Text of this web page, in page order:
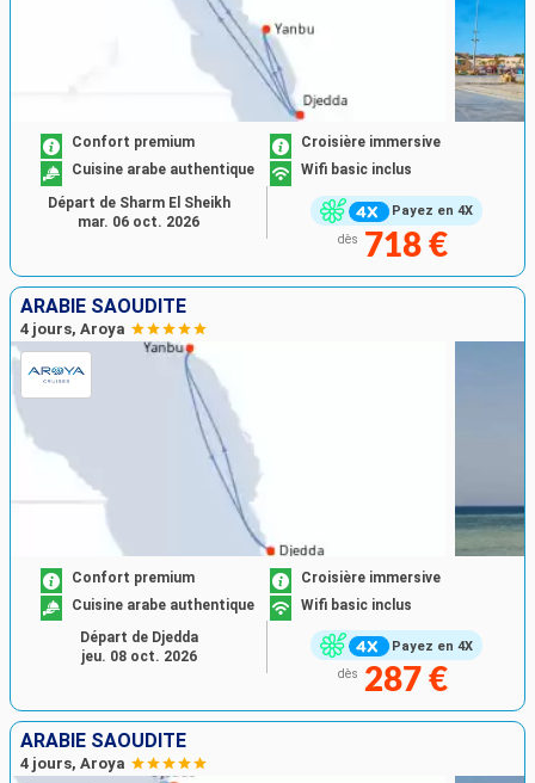
Payez en 4X
Confort premium
Croisière immersive
Cuisine arabe authentique
Wifi basic inclus
dès 718 €
Départ de Sharm El Sheikh
mar. 06 oct. 2026
ARABIE SAOUDITE
4 jours, Aroya
Payez en 4X
Confort premium
Croisière immersive
Cuisine arabe authentique
Wifi basic inclus
dès 287 €
Départ de Djedda
jeu. 08 oct. 2026
ARABIE SAOUDITE
4 jours, Aroya